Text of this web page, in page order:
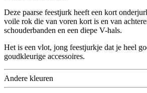
Deze paarse feestjurk heeft een kort
voile rok die van voren kort is en van
schouderbanden en een diepe V-hals.
Het is een vlot, jong feestjurkje dat je heel
goudkleurige accessoires.
Andere kleuren